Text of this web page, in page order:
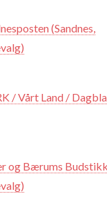
(Sandnes,
/ Vårt Land /
og Bærums